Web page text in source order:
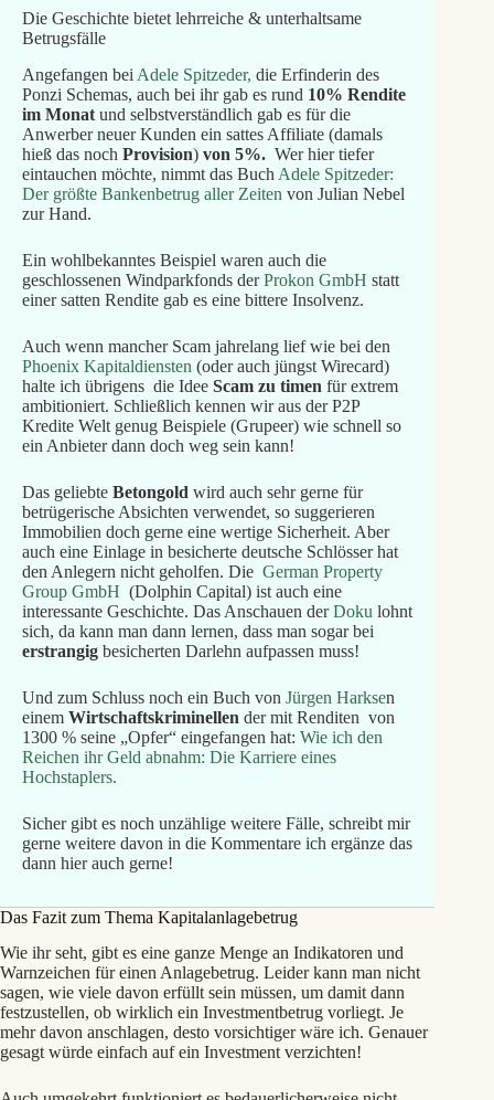
Die Geschichte bietet lehrreiche & unterhaltsame
Betrugsfälle
Angefangen bei Adele Spitzeder, die Erfinderin des
Ponzi Schemas, auch bei ihr gab es rund 10% Rendite
im Monatund selbstverständlich gab es für die
Anwerber neuer Kunden ein sattes Affiliate (damals
hieß das noch Provision) von 5%. Wer hier tiefer
eintauchen möchte, nimmt das Buch Adele Spitzeder:
Der größte Bankenbetrug aller Zeiten von Julian Nebel
zur Hand.
Ein wohlbekanntes Beispiel waren auch die
geschlossenen Windparkfonds derProkon GmbH statt
einer satten Rendite gab es eine bittere Insolvenz.
Auch wenn mancher Scam jahrelang lief wie bei den
Phoenix Kapitaldiensten (oder auch jüngst Wirecard)
halte ich übrigens die Idee Scam zu timen für extrem
ambitioniert. Schließlich kennen wir aus der P2P
Kredite Welt genug Beispiele (Grupeer) wie schnell so
ein Anbieter dann doch weg sein kann!
Das geliebte Betongold wird auch sehr gerne für
betrügerische Absichten verwendet, so suggerieren
Immobilien doch gerne eine wertige Sicherheit. Aber
auch eine Einlage in besicherte deutsche Schlösser hat
den Anlegern nicht geholfen. Die German Property
Group GmbH (Dolphin Capital) ist auch eine
interessante Geschichte. Das Anschauen derDoku lohnt
sich, da kann man dann lernen, dass man sogar bei
erstrangigbesicherten Darlehn aufpassen muss!
Und zum Schluss noch ein Buch von Jürgen Harksen
einem Wirtschaftskriminellen der mit Renditen von
1300 % seine „Opfer“ eingefangen hat: Wie ich den
Reichen ihr Geld abnahm: Die Karriere eines
Hochstaplers.
Sicher gibt es noch unzählige weitere Fälle, schreibt mir
gerne weitere davon in die Kommentare ich ergänze das
dann hier auch gerne!
Das Fazit zum Thema Kapitalanlagebetrug
Wie ihr seht, gibt es eine ganze Menge an Indikatoren und
Warnzeichen für einen Anlagebetrug. Leider kann man nicht
sagen, wie viele davon erfüllt sein müssen, um damit dann
festzustellen, ob wirklich ein Investmentbetrug vorliegt. Je
mehr davon anschlagen, desto vorsichtiger wäre ich. Genauer
gesagt würde einfach auf ein Investment verzichten!